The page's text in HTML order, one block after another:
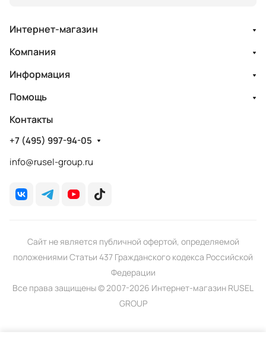
Интернет-магазин
Компания
Информация
Помощь
Контакты
+7 (495) 997-94-05
info@rusel-group.ru
Сайт не является публичной офертой, определяемой
положениями Статьи 437 Гражданского кодекса Российской
Федерации
Все права защищены © 2007-2026 Интернет-магазин RUSEL
GROUP